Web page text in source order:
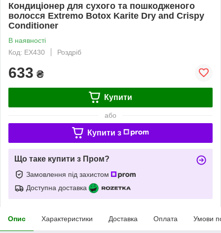
Кондиціонер для сухого та пошкодженого
волосся Extremo Botox Karite Dry and Crispy
Conditioner
В наявності
Код: EX430
Роздріб
633 ₴
Купити
або
Купити з
Що таке купити з Пром?
Замовлення під захистом
Доступна доставка
Опис Характеристики Доставка Оплата Умови